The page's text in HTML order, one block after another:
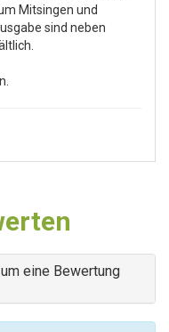
Mitsingen und
sind neben
eine Bewertung